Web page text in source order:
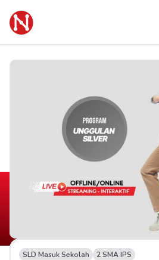
SLD Masuk Sekolah 2 SMA IPS